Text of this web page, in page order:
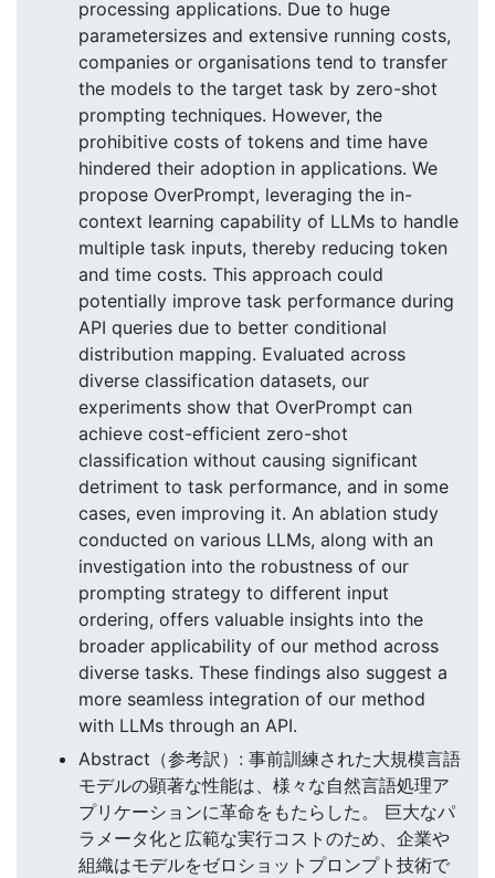
processing applications. Due to huge
parametersizes and extensive running costs,
companies or organisations tend to transfer
the models to the target task by zero-shot
prompting techniques. However, the
prohibitive costs of tokens and time have
hindered their adoption in applications. We
propose OverPrompt, leveraging the in-
context learning capability of LLMs to handle
multiple task inputs, thereby reducing token
and time costs. This approach could
potentially improve task performance during
API queries due to better conditional
distribution mapping. Evaluated across
diverse classification datasets, our
experiments show that OverPrompt can
achieve cost-efficient zero-shot
classification without causing significant
detriment to task performance, and in some
cases, even improving it. An ablation study
conducted on various LLMs, along with an
investigation into the robustness of our
prompting strategy to different input
ordering, offers valuable insights into the
broader applicability of our method across
diverse tasks. These findings also suggest a
more seamless integration of our method
with LLMs through an API.
Abstract（参考訳）: 事前訓練された大規模言語
モデルの顕著な性能は、様々な自然言語処理ア
プリケーションに革命をもたらした。 巨大なパ
ラメータ化と広範な実行コストのため、企業や
組織はモデルをゼロショットプロンプト技術で